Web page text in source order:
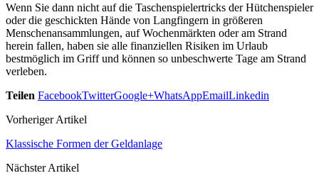
Wenn Sie dann nicht auf die Taschenspielertricks der Hütchenspieler
oder die geschickten Hände von Langfingern in größeren
Menschenansammlungen, auf Wochenmärkten oder am Strand
herein fallen, haben sie alle finanziellen Risiken im Urlaub
bestmöglich im Griff und können so unbeschwerte Tage am Strand
verleben.
Teilen FacebookTwitterGoogle+WhatsAppEmailLinkedin
Vorheriger Artikel
Klassische Formen der Geldanlage
Nächster Artikel